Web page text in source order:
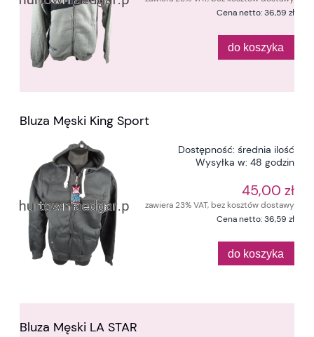
Cena netto:36,59 zł
do koszyka
Bluza Męski King Sport
Dostępność: średnia ilość
Wysyłka w: 48 godzin
45,00 zł
zawiera 23% VAT, bez kosztów dostawy
Cena netto:36,59 zł
do koszyka
Bluza Męski LA STAR